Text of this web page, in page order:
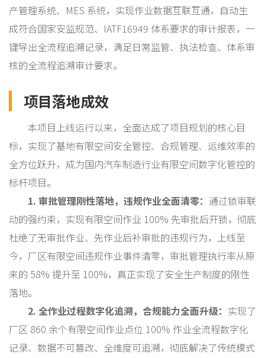
产管理系统、MES 系统，实现作业数据互联互通，自动生
成符合国家安监规范、IATF16949 体系要求的审计报表，一
键导出全流程追溯记录，满足日常监管、执法检查、体系审
核的全流程追溯审计要求。
项目落地成效
本项目上线运行以来，全面达成了项目规划的核心目
标，实现了基地有限空间安全管控、合规管理、运维效率的
全方位跃升，成为国内汽车制造行业有限空间数字化管控的
标杆项目。
1. 审批管理刚性落地，违规作业全面清零： 通过锁审联
动的强约束，实现有限空间作业 100% 先审批后开锁，彻底
杜绝了无审批作业、先作业后补审批的违规行为，上线至
今，厂区有限空间违规作业事件清零，审批管理执行率从原
来的 58% 提升至 100%，真正实现了安全生产制度的刚性
落地。
2. 全作业过程数字化追溯，合规能力全面升级： 实现了
厂区 860 余个有限空间作业点位 100% 作业全流程数字化
记录、数据不可篡改、全维度可追溯，彻底解决了传统模式